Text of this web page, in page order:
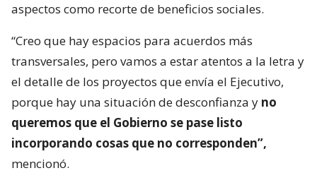
aspectos como recorte de beneficios sociales.
“Creo que hay espacios para acuerdos más
transversales, pero vamos a estar atentos a la letra y
el detalle de los proyectos que envía el Ejecutivo,
porque hay una situación de desconfianza y no
queremos que el Gobierno se pase listo
incorporando cosas que no corresponden”,
mencionó.